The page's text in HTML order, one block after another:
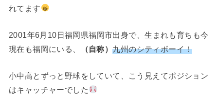
れてます
2001年6月10日福岡県福岡市出身で、生まれも育ちも今
現在も福岡にいる、
（自称）九州のシティボーイ！
小中高とずっと野球をしていて、こう見えてポジション
はキャッチャーでした